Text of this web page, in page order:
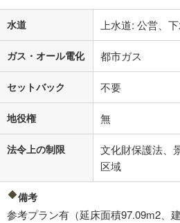
水道 上水道: 公営、
ガス・オール電化 都市ガス
セットバック 不要
地役権 無
法令上の制限
文化財保護法、
区域
備考
参考プラン有（延床面積97.09m2、